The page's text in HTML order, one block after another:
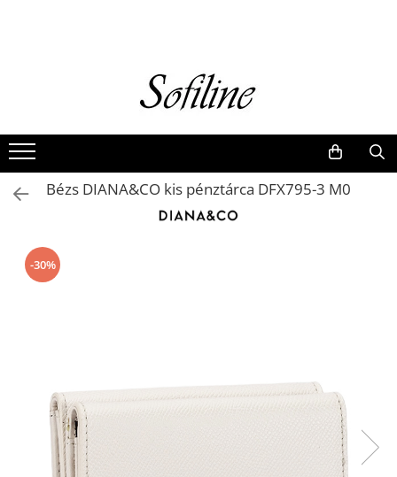
Valódi bőr
Hátizsákok
Elegáns kistáskák
Bézs DIANA&CO kis pénztárca DFX795-3 M0
-30%